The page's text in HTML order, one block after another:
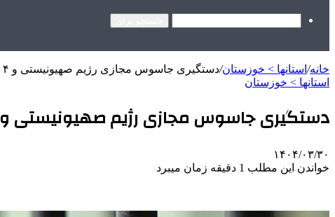
خانه/ استانها > خوزستان/دستگیری جاسوس مجازی رژیم صهیونیستی و ۴ نفر دیگر در مسجدسلیمان
استانها > خوزستان
دستگیری جاسوس مجازی رژیم صهیونیستی و ۴ نفر دیگر در مسجدسلیمان
۱۴۰۴/۰۳/۳۰
خواندن این مطلب 1 دقیقه زمان میبرد